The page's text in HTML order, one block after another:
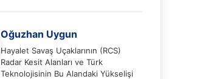
Oğuzhan Uygun
Hayalet Savaş Uçaklarının (RCS)
Radar Kesit Alanları ve Türk
Teknolojisinin Bu Alandaki Yükselişi